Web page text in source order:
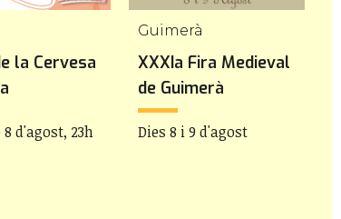
la Cervesa
d'agost, 23h
Guimerà
XXXIa Fira Medieval
de Guimerà
Dies 8 i 9 d'agost